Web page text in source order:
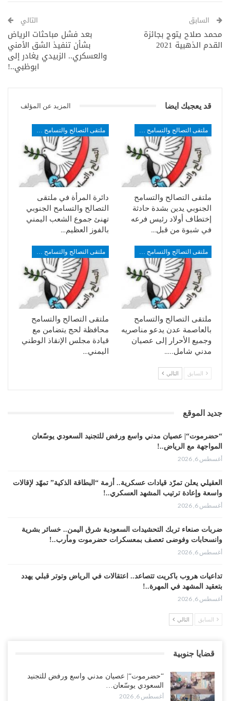
السابق
محمد صلاح يتوج بجائزة
القدم الذهبية 2021
التالي
بعد فشل مباحثات الرياض
بشأن تنفيذ الشق الأمني
والعسكري.. الزبيدي يغادر إلى
ابوظبي..!
قد يعجبك ايضا المزيد عن المؤلف
ملتقى التصالح والتسامح
الجنوبي يدين بشدة حادثة
إختطاف أولاد رئيس فرعه
في شبوة من قبل…
دائرة المرأة في ملتقى
التصالح والتسامح الجنوبي
تهنئ جموع الشعب اليمني
بالفوز العظيم…
ملتقى التصالح والتسامح
بالعاصمة عدن يدعو مناصريه
وجميع الأحرار إلى عصيان
مدني شامل..…
ملتقى التصالح والتسامح
محافظة لحج يتضامن مع
قيادة مجلس الإنقاذ الوطني
اليمني…
السابق التالي
جديد الموقع
“حضرموت“| عصيان مدني واسع ورفض للتجنيد السعودي يوسّعان
المواجهة مع الرياض..!
أغسطس 6, 2026
العقيلي يعلن تمرّد قيادات عسكرية.. أزمة “البطاقة الذكية” تمهّد لإقالات
واسعة وإعادة ترتيب المشهد العسكري..!
أغسطس 6, 2026
ضربات صنعاء تربك التحشيدات السعودية شرق اليمن.. خسائر بشرية
وانسحابات وفوضى تعصف بمعسكرات حضرموت ومأرب..!
أغسطس 6, 2026
تداعيات هروب باكريت تتصاعد.. اعتقالات في الرياض وتوتر قبلي يهدد
بتعقيد المشهد في المهرة..!
أغسطس 6, 2026
“حضرموت“| في تصعيد غير مسبوق.. انتشار فصيل “مكافحة الإرهاب”
للسعودية بشأن النفط..!
أغسطس 6, 2026
السابق التالي
قضايا جنوبية
“حضرموت“| عصيان مدني واسع ورفض للتجنيد
السعودي يوسّعان…
أغسطس 6, 2026